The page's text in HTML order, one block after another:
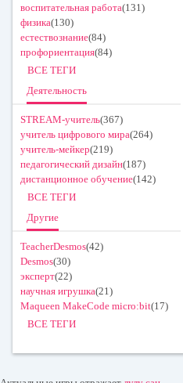
воспитательная работа(131)
физика(130)
естествознание(84)
профориентация(84)
ВСЕ ТЕГИ
Деятельность
STREAM-учитель(367)
учитель цифрового мира(264)
учитель-мейкер(219)
педагогический дизайн(187)
дистанционное обучение(142)
ВСЕ ТЕГИ
Другие
TeacherDesmos(42)
Desmos(30)
эксперт(22)
научная игрушка(21)
Maqueen MakeCode micro:bit(17)
ВСЕ ТЕГИ